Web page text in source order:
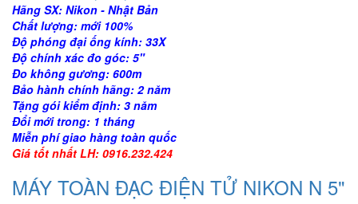
Hãng SX: Nikon - Nhật Bản
Chất lượng: mới 100%
Độ phóng đại ống kính: 33X
Độ chính xác đo góc: 5"
Đo không gương: 600m
Bảo hành chính hãng: 2 năm
Tặng gói kiểm định: 3 năm
Đổi mới trong: 1 tháng
Miễn phí giao hàng toàn quốc
Giá tốt nhất LH: 0916.232.424
MÁY TOÀN ĐẠC ĐIỆN TỬ NIKON N 5"